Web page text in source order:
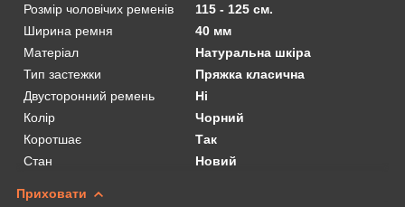
Розмір чоловічих ременів
115 - 125 см.
Ширина ремня
40 мм
Матеріал
Натуральна шкіра
Тип застежки
Пряжка класична
Двусторонний ремень
Ні
Колір
Чорний
Коротшає
Так
Стан
Новий
Приховати